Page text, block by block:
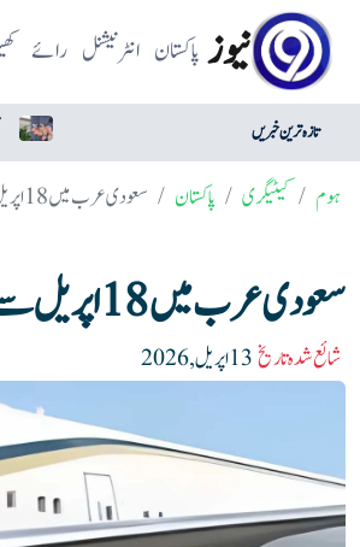
نیوز پاکستان انٹرنیشنل رائے
تازہ ترین خبریں
ہوم کیٹیگری پاکستان سعودی عرب میں 18 اپریل سے حج پروازوں کی آمد کا آغاز
سعودی عرب میں 18 اپریل سے حج پروازوں کی آمد کا آغاز
شائع شدہ تاریخ